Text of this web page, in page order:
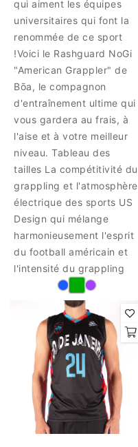
qui aiment les équipes
universitaires qui font la
renommée de ce sport
!Voici le Rashguard NoGi
"American Grappler" de
Bōa, le compagnon
d'entraînement ultime qui
vous gardera au frais, à
l'aise et à votre meilleur
niveau. Tableau des
tailles La compétitivité du
grappling et l'atmosphère
électrique des sports US
Design qui mélange
harmonieusement l'esprit
du football américain et
l'intensité du grappling